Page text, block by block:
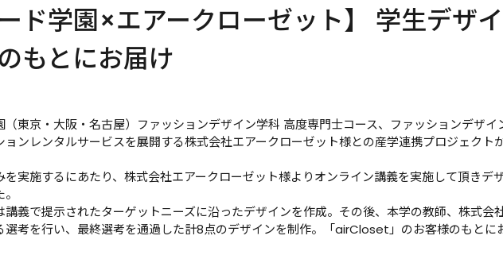
ード学園×エアークローゼット】 学生デザ
もとにお届け
（東京・大阪・名古屋）ファッションデザイン学科 高度専門士コース、ファッションデザ
ョンレンタルサービスを展開する株式会社エアークローゼット様との産学連携プロジェクト
を実施するにあたり、株式会社エアークローゼット様よりオンライン講義を実施して頂きデ
講義で提示されたターゲットニーズに沿ったデザインを作成。その後、本学の教師、株式会
選考を行い、最終選考を通過した計8点のデザインを制作。「airCloset」のお客様のもとに